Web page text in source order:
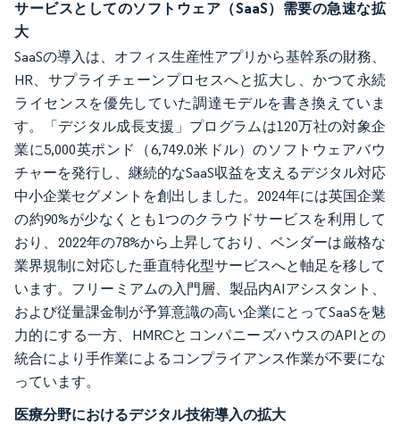
サービスとしてのソフトウェア（SaaS）需要の急速な拡
大
SaaSの導入は、オフィス生産性アプリから基幹系の財務、
HR、サプライチェーンプロセスへと拡大し、かつて永続
ライセンスを優先していた調達モデルを書き換えていま
す。「デジタル成長支援」プログラムは120万社の対象企
業に5,000英ポンド（6,749.0米ドル）のソフトウェアバウ
チャーを発行し、継続的なSaaS収益を支えるデジタル対応
中小企業セグメントを創出しました。2024年には英国企業
の約90%が少なくとも1つのクラウドサービスを利用して
おり、2022年の78%から上昇しており、ベンダーは厳格な
業界規制に対応した垂直特化型サービスへと軸足を移して
います。フリーミアムの入門層、製品内AIアシスタント、
および従量課金制が予算意識の高い企業にとってSaaSを魅
力的にする一方、HMRCとコンパニーズハウスのAPIとの
統合により手作業によるコンプライアンス作業が不要にな
っています。
医療分野におけるデジタル技術導入の拡大